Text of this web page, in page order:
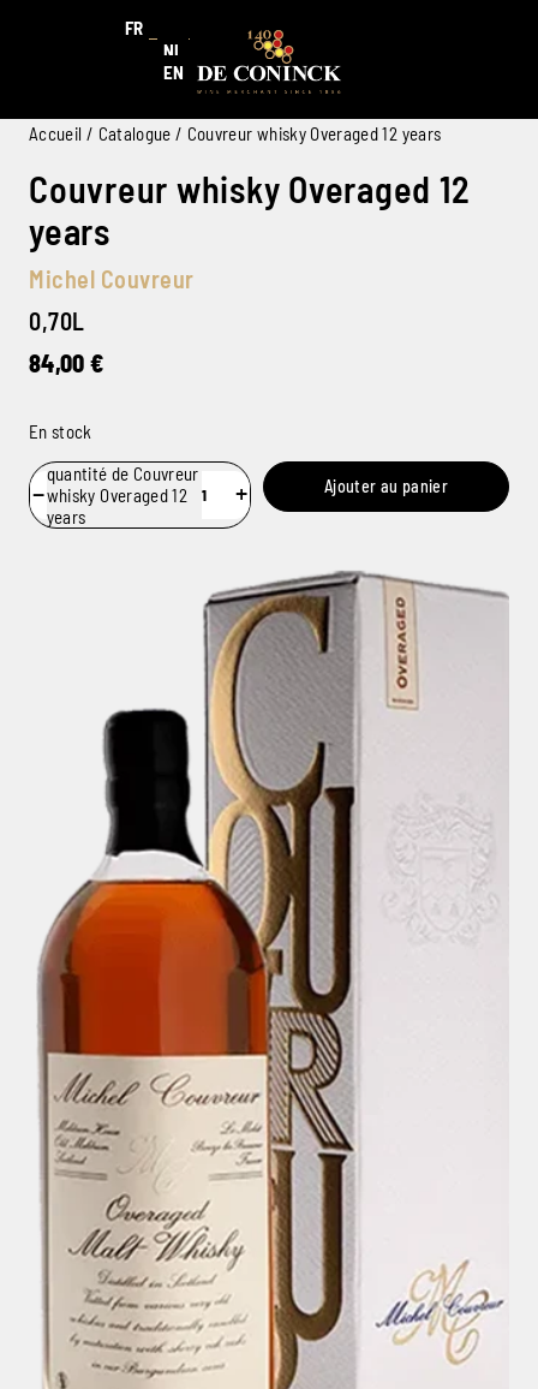
FR
NL
EN
Accueil / Catalogue / Couvreur whisky Overaged 12 years
Couvreur whisky Overaged 12
years
Michel Couvreur
0,70L
84,00 €
En stock
−
quantité de Couvreur
whisky Overaged 12
years
+ Ajouter au panier